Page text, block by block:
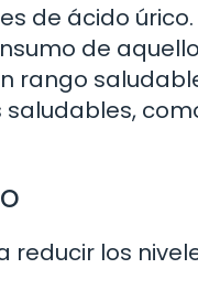
de ácido
de
rango
los